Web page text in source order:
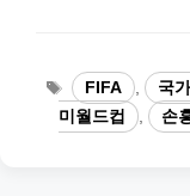
태
그
FIFA , 국
미월드컵
, 손